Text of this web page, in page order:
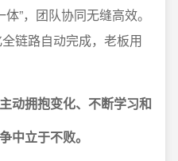
”，团队协同无缝高效。
链路自动完成，老板用
动拥抱变化、不断学习和
中立于不败。